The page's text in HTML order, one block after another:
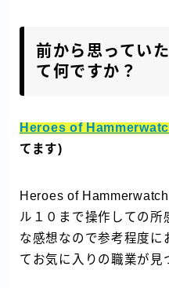
前から思ってい
て何ですか？
Heroes of
てます)
Heroes of
ル１０まで操作しての所
な感想なので参考程度に
てお気に入りの職業が見